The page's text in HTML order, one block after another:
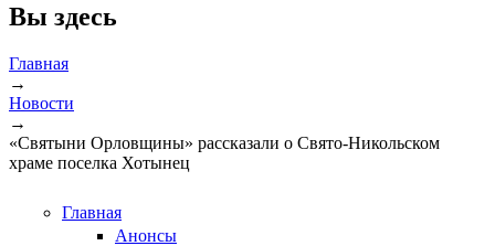
Вы здесь
Главная
→
Новости
→
«Святыни Орловщины» рассказали о Свято-Никольском
храме поселка Хотынец
Главная
Анонсы